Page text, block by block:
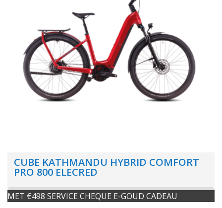
CUBE KATHMANDU HYBRID COMFORT
PRO 800 ELECRED
MET €498 SERVICE CHEQUE E-GOUD CADEAU